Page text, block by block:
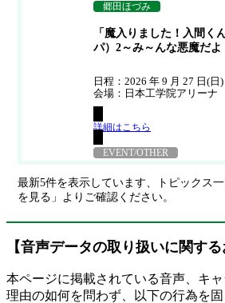
郷田ほづみ
「魔入りました！入間く
パ）2～み～んな悪魔だ
日程：2026 年 9 月 27 日(日)
会場：日本工学院アリーナ
詳細はこちら
EVENT/OTHER
最新5件を表示しています、トピックス
を見る」よりご確認ください。
【音声データの取り扱いに関する
本ページに掲載されている音声、キ
理由の如何を問わず、以下の行為を固